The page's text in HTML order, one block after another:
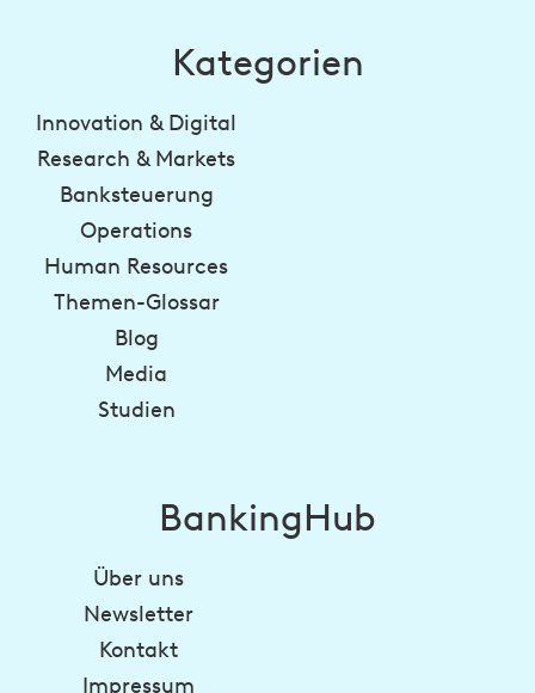
Kategorien
Innovation & Digital
Research & Markets
Banksteuerung
Operations
Human Resources
Themen-Glossar
Blog
Media
Studien
BankingHub
Über uns
Newsletter
Kontakt
Impressum